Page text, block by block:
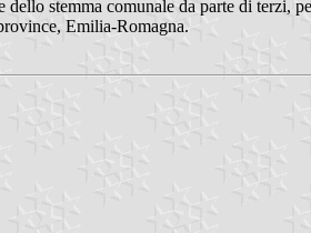
stemma comunale da parte di terzi,
Emilia-Romagna.